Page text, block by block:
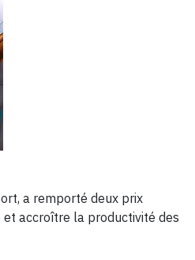
a remporté deux prix
et accroître la productivité des